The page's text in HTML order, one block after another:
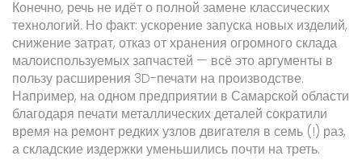
Конечно, речь не идёт о полной замене классических
технологий. Но факт: ускорение запуска новых изделий,
снижение затрат, отказ от хранения огромного склада
малоиспользуемых запчастей — всё это аргументы в
пользу расширения 3D-печати на производстве.
Например, на одном предприятии в Самарской области
благодаря печати металлических деталей сократили
время на ремонт редких узлов двигателя в семь (!) раз,
а складские издержки уменьшились почти на треть.